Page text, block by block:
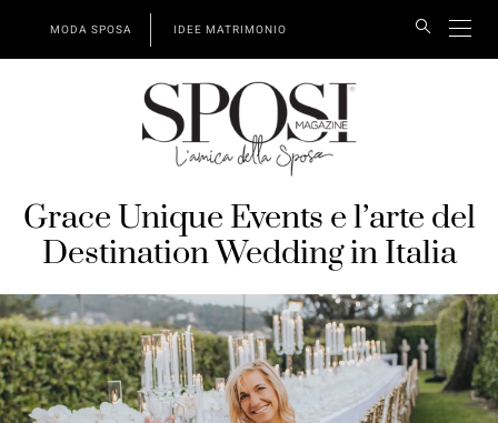
MODA SPOSA IDEE MATRIMONIO
Grace Unique Events e l’arte del
Destination Wedding in Italia